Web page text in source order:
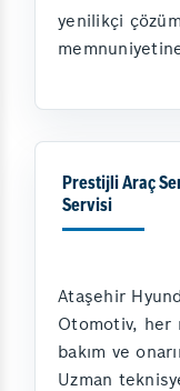
yenilikçi
Prestijli Araç
Servisi
Ataşehir
Otomotiv, her
bakım ve
Uzman